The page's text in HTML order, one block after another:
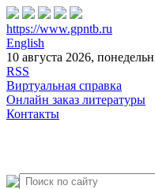
https://www.gpntb.ru
English
10 августа 2026,
RSS
Виртуальная справка
Онлайн заказ литературы
Контакты